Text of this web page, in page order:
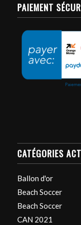
PAIEMENT
CATÉGORIES
Ballon d'or
Beach Soccer
Beach Soccer
CAN 2021